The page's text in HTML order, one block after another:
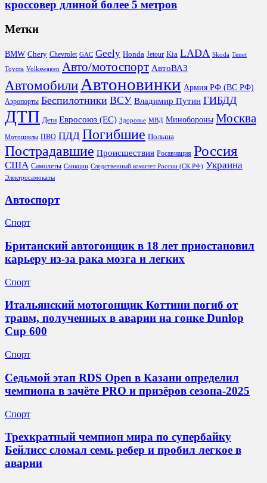
кроссовер длиной более 5 метров
Метки
BMW Chery Chevrolet GAC Geely Honda Jetour Kia LADA Skoda Tenet
Toyota Volkswagen Авто/мотоспорт АвтоВАЗ
Автомобили Автоновинки Армия РФ (ВС РФ)
Аэропорты Беспилотники ВСУ Владимир Путин ГИБДД
ДТП Дети Евросоюз (ЕС) Здоровье МВД Минобороны Москва
Мотоциклы ПВО ПДД Погибшие Польша
Пострадавшие Происшествия Росавиация Россия
США Самолеты Санкции Следственный комитет России (СК РФ) Украина
Электросамокаты
Автоспорт
Спорт
Британский автогонщик в 18 лет приостановил
карьеру из‑за рака мозга и легких
Спорт
Итальянский мотогонщик Коттини погиб от
травм, полученных в аварии на гонке Dunlop
Cup 600
Спорт
Седьмой этап RDS Open в Казани определил
чемпиона в зачёте PRO и призёров сезона-2025
Спорт
Трехкратный чемпион мира по супербайку
Бейлисс сломал семь ребер и пробил легкое в
аварии